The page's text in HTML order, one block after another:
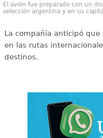
El avión fue preparado con un
selección argentina y en su
La compañía anticipó
en las rutas
destinos.